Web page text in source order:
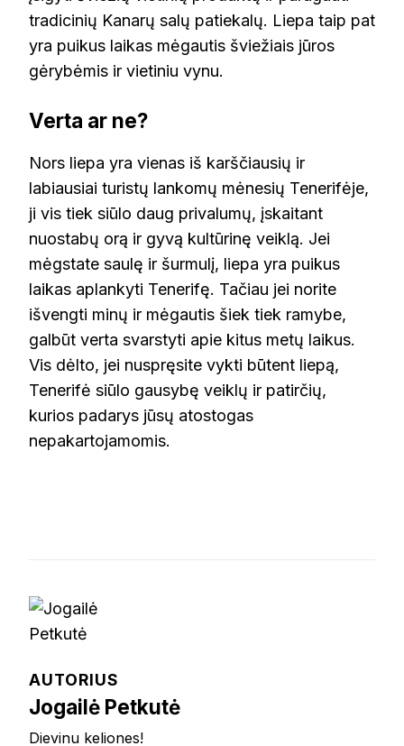
tradicinių Kanarų salų patiekalų. Liepa taip pat
yra puikus laikas mėgautis šviežiais jūros
gėrybėmis ir vietiniu vynu.
Verta ar ne?
Nors liepa yra vienas iš karščiausių ir
labiausiai turistų lankomų mėnesių Tenerifėje,
ji vis tiek siūlo daug privalumų, įskaitant
nuostabų orą ir gyvą kultūrinę veiklą. Jei
mėgstate saulę ir šurmulį, liepa yra puikus
laikas aplankyti Tenerifę. Tačiau jei norite
išvengti minų ir mėgautis šiek tiek ramybe,
galbūt verta svarstyti apie kitus metų laikus.
Vis dėlto, jei nuspręsite vykti būtent liepą,
Tenerifė siūlo gausybę veiklų ir patirčių,
kurios padarys jūsų atostogas
nepakartojamomis.
AUTORIUS
Jogailė Petkutė
Dievinu keliones!